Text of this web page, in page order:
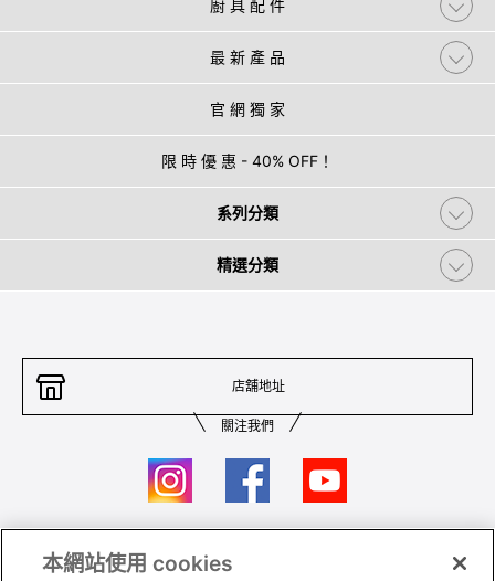
廚 具 配 件
最 新 產 品
官 網 獨 家
限 時 優 惠 - 40% OFF！
系列分類
精選分類
店舖地址
關注我們
聯絡我們
本網站使用 cookies